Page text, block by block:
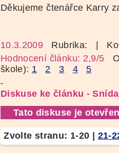
Děkujeme čtenářce Karry
10.3.2009 Rubrika:
|
Hodnocení článku: 2,9/5
škole): 1 2 3 4 5
Diskuse ke článku -
Tato diskuse je
Zvolte stranu: 1-20 | 21-